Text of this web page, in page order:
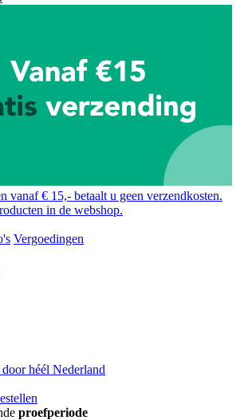
vanaf € 15,- betaalt u geen verzendkosten.
in de webshop.
Vergoedingen
door héél Nederland
proefperiode